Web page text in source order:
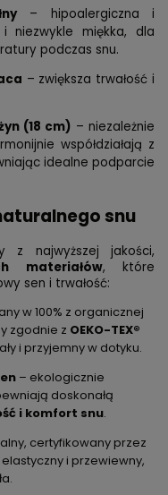
– hipoalergiczna i
niezwykle miękka, dla
podczas snu.
– zwiększa trwałość i
(18 cm) – niezależnie
współdziałają z
idealne podparcie
snu
z najwyższej jakości,
materiałów, które
sen i trwałość:
w 100% z organicznej
zgodnie z OEKO-TEX®
i przyjemny w dotyku.
– ekologicznie
doskonałą
i komfort snu.
certyfikowany przez
i przewiewny,